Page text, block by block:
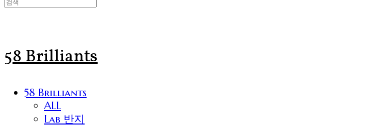
58 Brilliants
58 Brilliants
ALL
Lab 반지